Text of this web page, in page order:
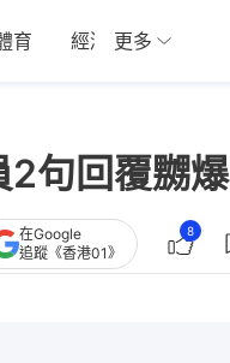
育 經濟 01深圳
更多
句回覆嬲爆
在Google
追蹤《香港01》
8